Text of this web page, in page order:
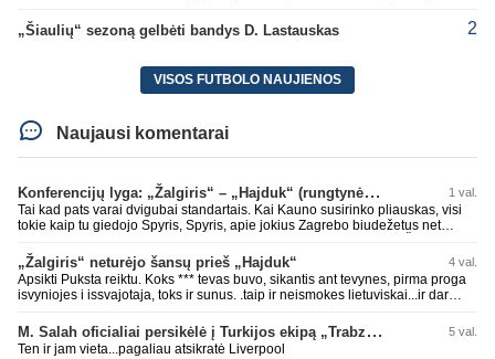
„Šiaulių“ sezoną gelbėti bandys D. Lastauskas 2
VISOS FUTBOLO NAUJIENOS
Naujausi komentarai
Konferencijų lyga: „Žalgiris“ – „Hajduk“ (rungtynės tiesiogiai) 1 val.
Tai kad pats varai dvigubai standartais. Kai Kauno susirinko pliauskas, visi
tokie kaip tu giedojo Spyris, Spyris, apie jokius Zagrebo biudežetus net
daug didesnis. Tfu ant tokių.
„Žalgiris“ neturėjo šansų prieš „Hajduk“ 4 val.
Apsikti Puksta reiktu. Koks *** tevas buvo, sikantis ant tevynes, pirma proga
isvyniojes i issvajotaja, toks ir sunus. .taip ir neismokes lietuviskai...ir dar
laurynas ikalbins
M. Salah oficialiai persikėlė į Turkijos ekipą „Trabzonspor“ 5 val.
Ten ir jam vieta...pagaliau atsikratė Liverpool